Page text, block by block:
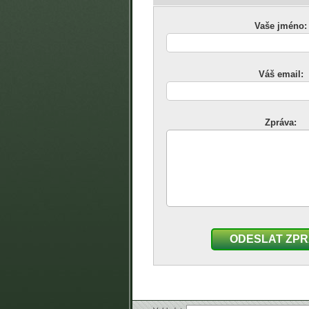
Vaše jméno:
Váš email:
Zpráva:
ODESLAT